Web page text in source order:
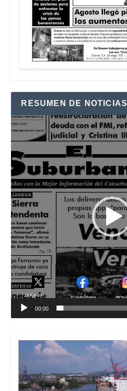
RESUMEN DE NOTICIAS
Reproductor
de
vídeo
00:00